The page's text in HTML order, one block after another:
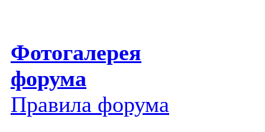
Фотогалерея
форума
Правила форума